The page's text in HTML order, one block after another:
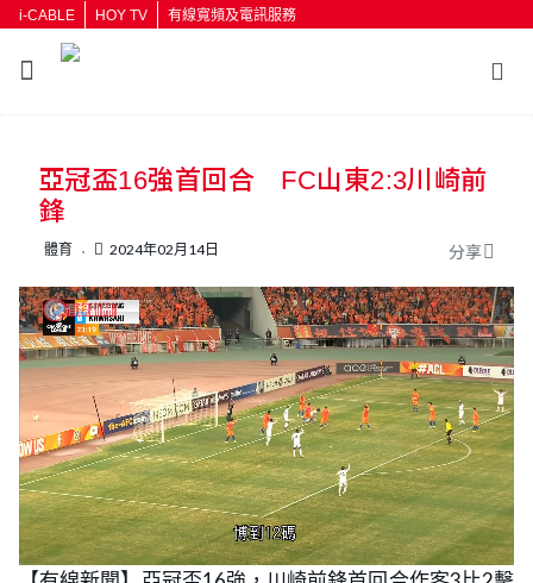
i-CABLE HOY TV 有線寬頻及電訊服務
按輸入鍵開始搜尋
亞冠盃16強首回合 FC山東2:3川崎前
鋒
體育 2024年02月14日 分享
U
n
m
L
o
a